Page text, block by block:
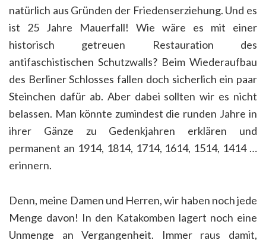
natürlich aus Gründen der Friedenserziehung. Und es
ist 25 Jahre Mauerfall! Wie wäre es mit einer
historisch getreuen Restauration des
antifaschistischen Schutzwalls? Beim Wiederaufbau
des Berliner Schlosses fallen doch sicherlich ein paar
Steinchen dafür ab. Aber dabei sollten wir es nicht
belassen. Man könnte zumindest die runden Jahre in
ihrer Gänze zu Gedenkjahren erklären und
permanent an 1914, 1814, 1714, 1614, 1514, 1414 …
erinnern.
Denn, meine Damen und Herren, wir haben noch jede
Menge davon! In den Katakomben lagert noch eine
Unmenge an Vergangenheit. Immer raus damit,